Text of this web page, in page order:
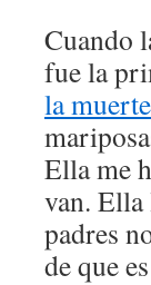
Cuando
fue la
la
Ella me
van. Ella
padres
de que